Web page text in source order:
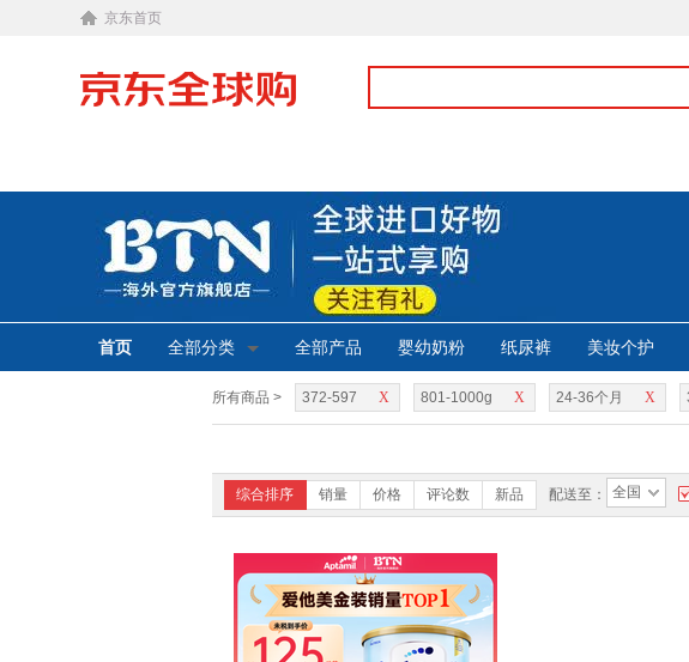
京东首页
首页 全部分类 全部产品 婴幼奶粉 纸尿裤 美妆个护
所有商品 > X
372-597 X
801-1000g X
24-36个月
综合排序 销量 价格 评论数 新品 配送至： 全国